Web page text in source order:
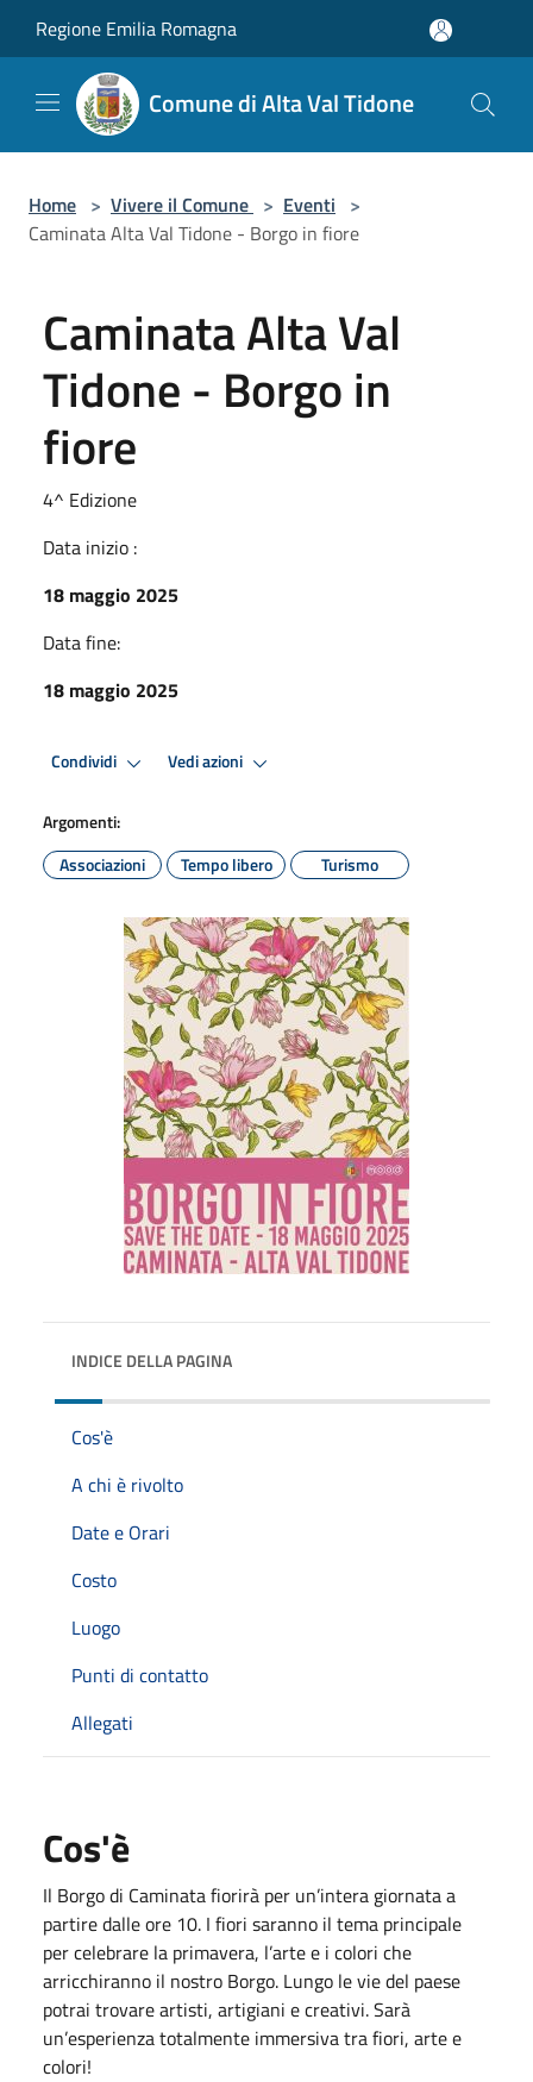
Regione Emilia Romagna
Comune di Alta Val Tidone
Home > Vivere il Comune > Eventi >
Caminata Alta Val Tidone - Borgo in fiore
Caminata Alta Val
Tidone - Borgo in
fiore
4^ Edizione
Data inizio :
18 maggio 2025
Data fine:
18 maggio 2025
Condividi Vedi azioni
Argomenti:
Associazioni
Tempo libero Turismo
INDICE DELLA PAGINA
Cos'è
A chi è rivolto
Date e Orari
Costo
Luogo
Punti di contatto
Allegati
Cos'è
Il Borgo di Caminata fiorirà per un’intera giornata a
partire dalle ore 10. I fiori saranno il tema principale
per celebrare la primavera, l’arte e i colori che
arricchiranno il nostro Borgo. Lungo le vie del paese
potrai trovare artisti, artigiani e creativi. Sarà
un’esperienza totalmente immersiva tra fiori, arte e
colori!